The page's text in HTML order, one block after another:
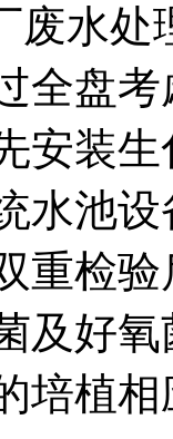
废水
全盘
安装
水池
重检
及好
培植